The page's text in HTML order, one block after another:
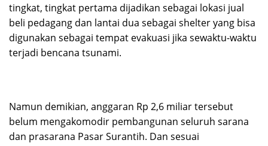
tingkat, tingkat pertama dijadikan sebagai lokasi jual
beli pedagang dan lantai dua sebagai shelter yang bisa
digunakan sebagai tempat evakuasi jika sewaktu-waktu
terjadi bencana tsunami.
Namun demikian, anggaran Rp 2,6 miliar tersebut
belum mengakomodir pembangunan seluruh sarana
dan prasarana Pasar Surantih. Dan sesuai